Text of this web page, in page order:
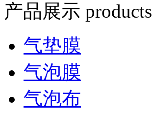
产品展示 products
气垫膜
气泡膜
气泡布